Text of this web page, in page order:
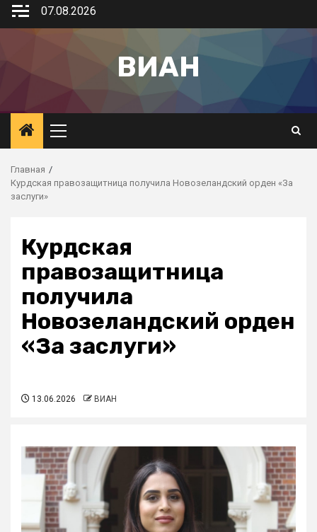
07.08.2026
ВИАН
Главная
Курдская правозащитница получила Новозеландский орден «За
заслуги»
Курдская
правозащитница
получила
Новозеландский орден
«За заслуги»
13.06.2026 ВИАН